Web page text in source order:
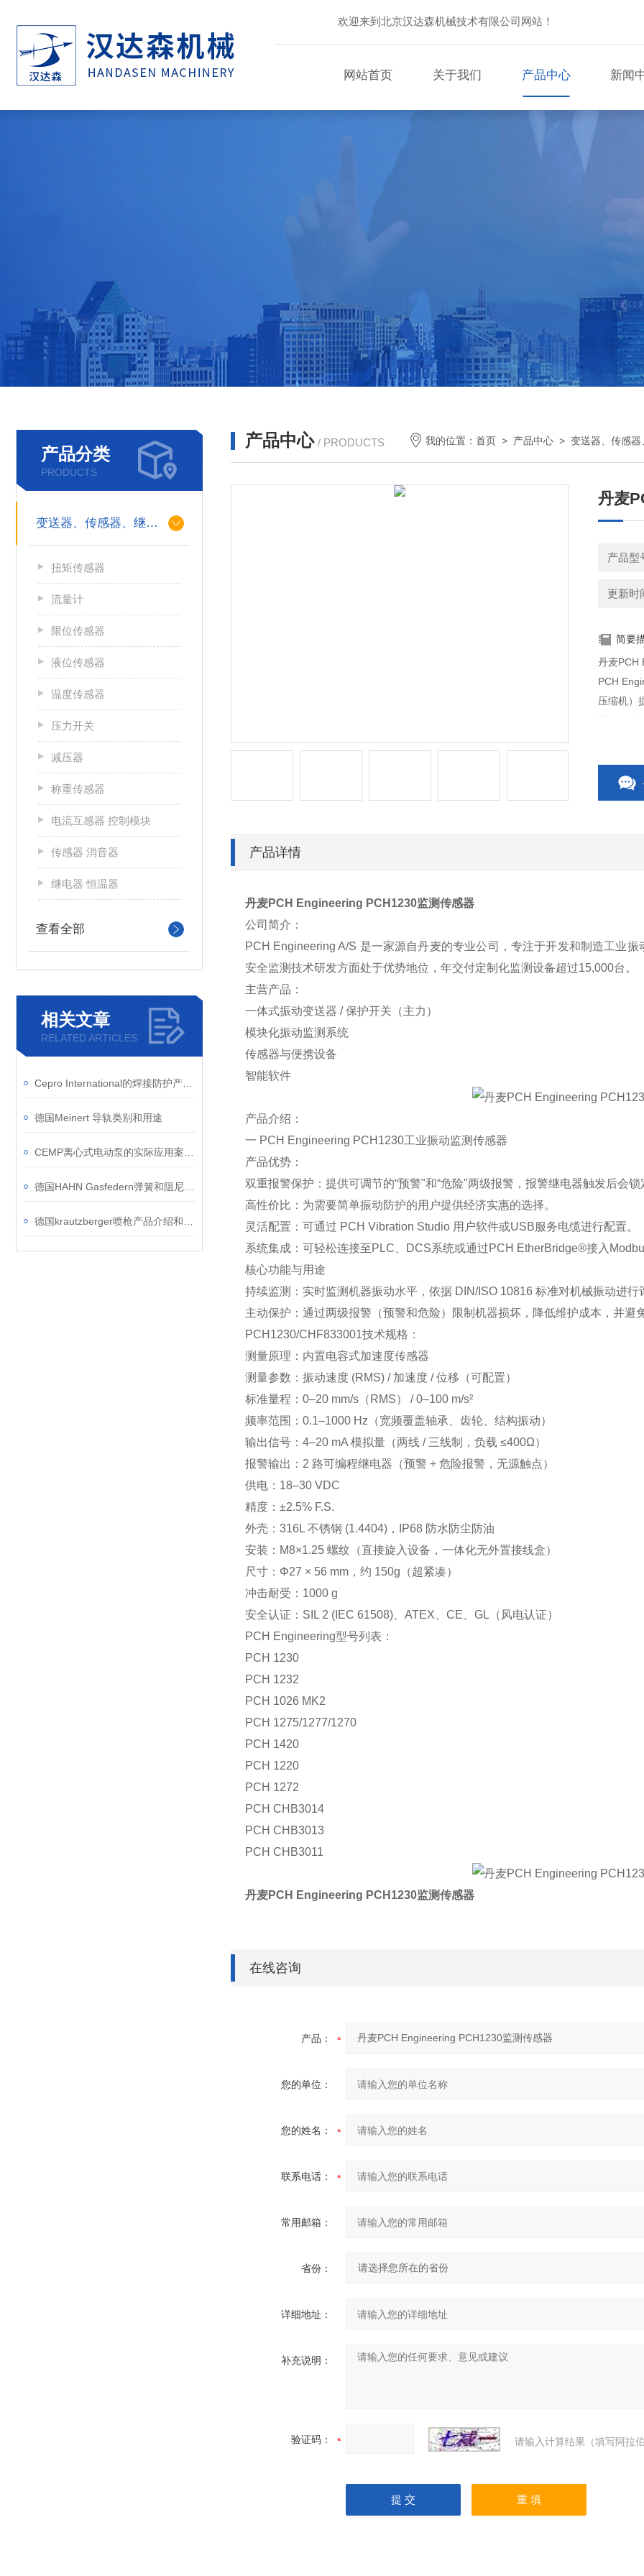
欢迎来到北京汉达森机械技术有限公司网站！
网站首页 关于我们 产品中心 新闻
产品分类
PRODUCTS
变送器、传感器、继电器
扭矩传感器
流量计
限位传感器
液位传感器
温度传感器
压力开关
减压器
称重传感器
电流互感器 控制模块
传感器 消音器
继电器 恒温器
查看全部
相关文章
RELATED ARTICLES
德国Meinert 导轨类别和用途
产品中心 / PRODUCTS 我的位置：首页 > 产品中心 >变送器、传感器
丹麦
产品型
更新时
简要
丹麦PCH
PCH
压缩机）
护于一体
产品详情
丹麦PCH Engineering PCH1230监测传感器
公司简介：
PCH Engineering A/S 是一家源自丹麦的专业公司，专注于开发和制造工业
安全监测技术研发方面处于优势地位，年交付定制化监测设备超过15,000台。
主营产品：
一体式振动变送器 / 保护开关（主力）
模块化振动监测系统
传感器与便携设备
智能软件
产品介绍：
一 PCH Engineering PCH1230工业振动监测传感器
产品优势：
双重报警保护：提供可调节的“预警"和“危险"两级报警，报警继电器触发后会锁
高性价比：为需要简单振动防护的用户提供经济实惠的选择。
灵活配置：可通过 PCH Vibration Studio 用户软件或USB服务电缆进行配置。
系统集成：可轻松连接至PLC、DCS系统或通过PCH EtherBridge®接入
核心功能与用途
持续监测：实时监测机器振动水平，依据 DIN/ISO 10816 标准对机械振动进行
主动保护：通过两级报警（预警和危险）限制机器损坏，降低维护成本，并避
PCH1230/CHF833001技术规格：
测量原理：内置电容式加速度传感器
测量参数：振动速度 (RMS) / 加速度 / 位移（可配置）
标准量程：0–20 mm/s（RMS） / 0–100 m/s²
频率范围：0.1–1000 Hz（宽频覆盖轴承、齿轮、结构振动）
输出信号：4–20 mA 模拟量（两线 / 三线制，负载 ≤400Ω）
报警输出：2 路可编程继电器（预警 + 危险报警，无源触点）
供电：18–30 VDC
精度：±2.5% F.S.
外壳：316L 不锈钢 (1.4404)，IP68 防水防尘防油
安装：M8×1.25 螺纹（直接旋入设备，一体化无外置接线盒）
尺寸：Φ27 × 56 mm，约 150g（超紧凑）
冲击耐受：1000 g
安全认证：SIL 2 (IEC 61508)、ATEX、CE、GL（风电认证）
PCH Engineering型号列表：
PCH 1230
PCH 1232
PCH 1026 MK2
PCH 1275/1277/1270
PCH 1420
PCH 1220
PCH 1272
PCH CHB3014
PCH CHB3013
PCH CHB3011
丹麦PCH Engineering PCH1230监测传感器
在线咨询
产品：
您的单位：
您的姓名：
联系电话：
常用邮箱：
省份：
详细地址：
补充说明：
验证码： 请输入计算结果（填写阿拉